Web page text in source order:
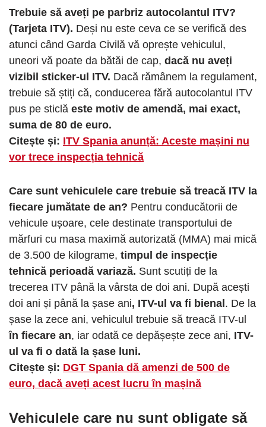
Trebuie să aveți pe parbriz autocolantul ITV?
(Tarjeta ITV). Deși nu este ceva ce se verifică des
atunci când Garda Civilă vă oprește vehiculul,
uneori vă poate da bătăi de cap, dacă nu aveți
vizibil sticker-ul ITV. Dacă rămânem la regulament,
trebuie să știți că, conducerea fără autocolantul ITV
pus pe sticlă este motiv de amendă, mai exact,
suma de 80 de euro.
Citește și: ITV Spania anunță: Aceste mașini nu
vor trece inspecția tehnică
Care sunt vehiculele care trebuie să treacă ITV la
fiecare jumătate de an? Pentru conducătorii de
vehicule ușoare, cele destinate transportului de
mărfuri cu masa maximă autorizată (MMA) mai mică
de 3.500 de kilograme, timpul de inspecție
tehnică perioadă variază. Sunt scutiți de la
trecerea ITV până la vârsta de doi ani. După acești
doi ani și până la șase ani, ITV-ul va fi bienal. De la
șase la zece ani, vehiculul trebuie să treacă ITV-ul
în fiecare an, iar odată ce depășește zece ani, ITV-
ul va fi o dată la șase luni.
Citește și: DGT Spania dă amenzi de 500 de
euro, dacă aveți acest lucru în mașină
Vehiculele care nu sunt obligate să